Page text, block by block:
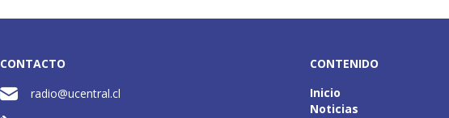
CONTACTO
radio@ucentral.cl
CONTENIDO
Inicio
Noticias